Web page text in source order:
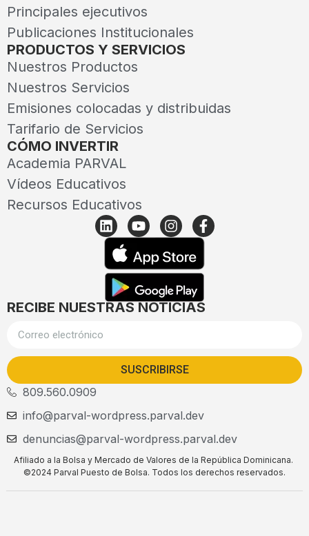
Principales ejecutivos
Publicaciones Institucionales
PRODUCTOS Y SERVICIOS
Nuestros Productos
Nuestros Servicios
Emisiones colocadas y distribuidas
Tarifario de Servicios
CÓMO INVERTIR
Academia PARVAL
Vídeos Educativos
Recursos Educativos
RECIBE NUESTRAS NOTICIAS
SUSCRIBIRSE
809.560.0909
info@parval-wordpress.parval.dev
denuncias@parval-wordpress.parval.dev
Afiliado a la Bolsa y Mercado de Valores de la República Dominicana.
©2024 Parval Puesto de Bolsa. Todos los derechos reservados.